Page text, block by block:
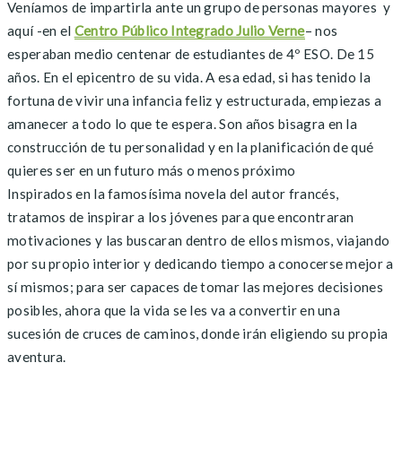
Veníamos de impartirla ante un grupo de personas mayores y
aquí -en el Centro Público Integrado Julio Verne– nos
esperaban medio centenar de estudiantes de 4º ESO. De 15
años. En el epicentro de su vida. A esa edad, si has tenido la
fortuna de vivir una infancia feliz y estructurada, empiezas a
amanecer a todo lo que te espera. Son años bisagra en la
construcción de tu personalidad y en la planificación de qué
quieres ser en un futuro más o menos próximo
Inspirados en la famosísima novela del autor francés,
tratamos de inspirar a los jóvenes para que encontraran
motivaciones y las buscaran dentro de ellos mismos, viajando
por su propio interior y dedicando tiempo a conocerse mejor a
sí mismos; para ser capaces de tomar las mejores decisiones
posibles, ahora que la vida se les va a convertir en una
sucesión de cruces de caminos, donde irán eligiendo su propia
aventura.